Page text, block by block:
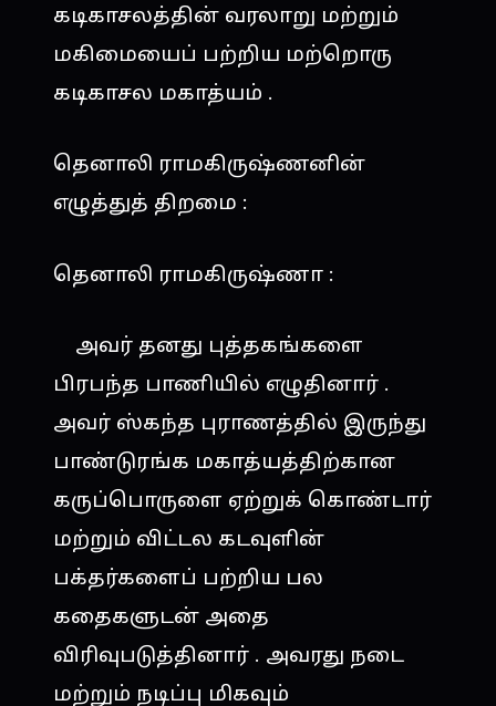
கடிகாசலத்தின் வரலாறு மற்றும்
மகிமையைப் பற்றிய மற்றொரு
கடிகாசல மகாத்யம் .
தெனாலி ராமகிருஷ்ணனின்
எழுத்துத் திறமை :
தெனாலி ராமகிருஷ்ணா :
அவர் தனது புத்தகங்களை
பிரபந்த பாணியில் எழுதினார் .
அவர் ஸ்கந்த புராணத்தில் இருந்து
பாண்டுரங்க மகாத்யத்திற்கான
கருப்பொருளை ஏற்றுக் கொண்டார்
மற்றும் விட்டல கடவுளின்
பக்தர்களைப் பற்றிய பல
கதைகளுடன் அதை
விரிவுபடுத்தினார் . அவரது நடை
மற்றும் நடிப்பு மிகவும்